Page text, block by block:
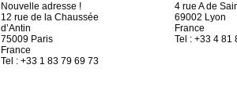
Nouvelle adresse !
12 rue de la Chaussée
d’Antin
75009 Paris
France
Tel : +33 1 83 79 69 73
4 rue A de
69002 Lyon
France
Tel : +33 4 81